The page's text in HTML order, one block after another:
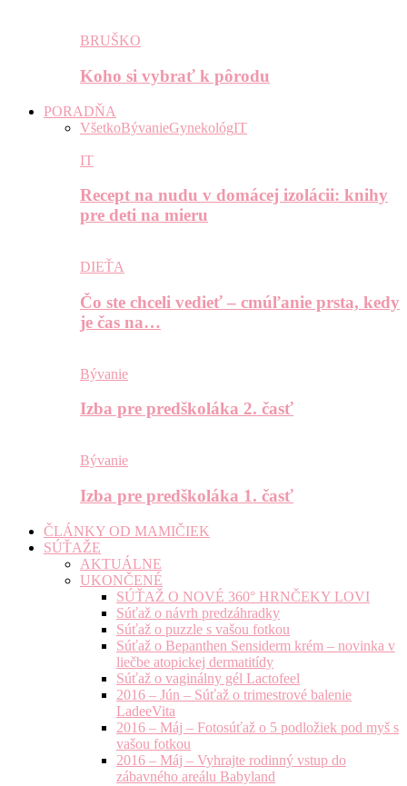
BRUŠKO
Koho si vybrať k pôrodu
PORADŇA
VšetkoBývanieGynekológIT
IT
Recept na nudu v domácej izolácii: knihy
pre deti na mieru
DIEŤA
Čo ste chceli vedieť – cmúľanie prsta, kedy
je čas na…
Bývanie
Izba pre predškoláka 2. časť
Bývanie
Izba pre predškoláka 1. časť
ČLÁNKY OD MAMIČIEK
SÚŤAŽE
AKTUÁLNE
UKONČENÉ
SÚŤAŽ O NOVÉ 360° HRNČEKY LOVI
Súťaž o návrh predzáhradky
Súťaž o puzzle s vašou fotkou
Súťaž o Bepanthen Sensiderm krém – novinka v
liečbe atopickej dermatitídy
Súťaž o vaginálny gél Lactofeel
2016 – Jún – Súťaž o trimestrové balenie
LadeeVita
2016 – Máj – Fotosúťaž o 5 podložiek pod myš s
vašou fotkou
2016 – Máj – Vyhrajte rodinný vstup do
zábavného areálu Babyland